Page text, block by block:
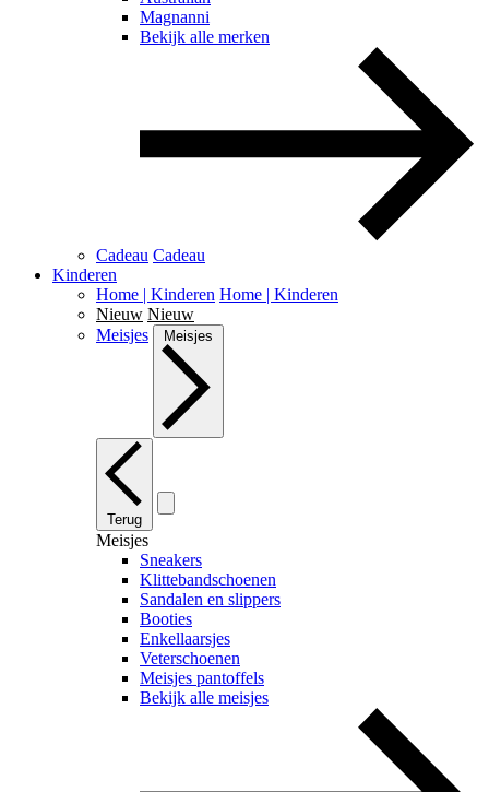
Magnanni
Bekijk alle merken
Cadeau Cadeau
Kinderen
Home | Kinderen Home | Kinderen
Nieuw Nieuw
Meisjes
Meisjes
Terug
Meisjes
Sneakers
Klittebandschoenen
Sandalen en slippers
Booties
Enkellaarsjes
Veterschoenen
Meisjes pantoffels
Bekijk alle meisjes